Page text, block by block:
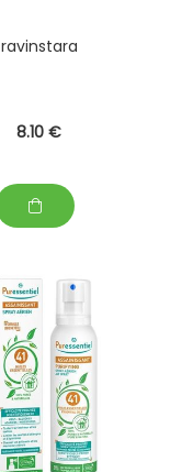
ravinstara
8.10 €